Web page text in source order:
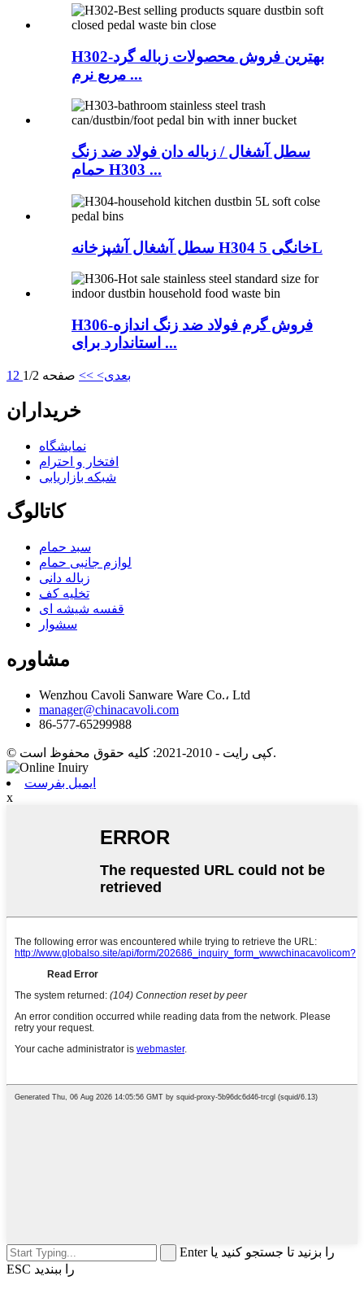
H302-بهترین فروش محصولات زباله گرد
مربع نرم ...
سطل آشغال / زباله دان فولاد ضد زنگ
حمام H303 ...
سطل آشغال آشپزخانه H304 خانگی 5L
H306-فروش گرم فولاد ضد زنگ اندازه
استاندارد برای ...
1 2 بعدی> >> صفحه 1/2
خریداران
نمایشگاه
افتخار و احترام
شبکه بازاریابی
کاتالوگ
سبد حمام
لوازم جانبی حمام
زباله دانی
تخلیه کف
قفسه شیشه ای
سشوار
مشاوره
Wenzhou Cavoli Sanware Ware Co.، Ltd
manager@chinacavoli.com
86-577-65299988
© کپی رایت - 2010-2021: کلیه حقوق محفوظ است.
ایمیل بفرست
x
Enter را بزنید تا جستجو کنید یا
ESC را ببندید